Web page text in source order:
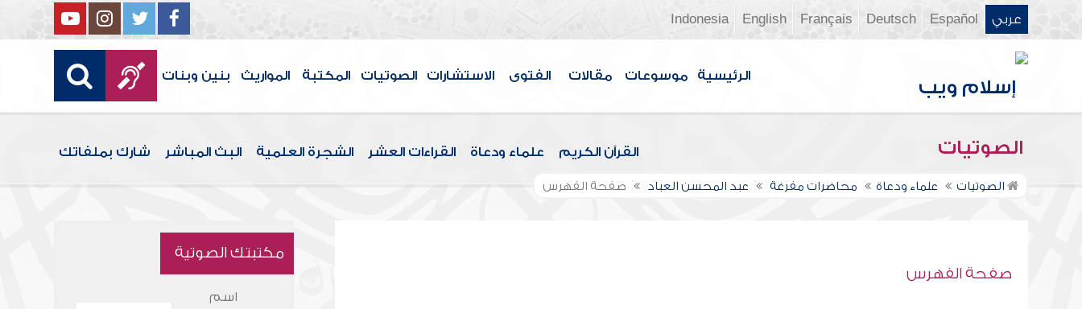
عربي Español
Deutsch
Français
English
Indonesia
الرئيسية موسوعات مقالات الفتوى الاستشارات الصوتيات المكتبة المواريث بنين وبنات
الصوتيات القرآن الكريم علماء ودعاة القراءات العشر الشجرة العلمية البث المباشر شارك بملفاتك
الصوتيات علماء ودعاة محاضرات مفرغة عبد المحسن العباد صفحة الفهرس
صفحة الفهرس
مكتبتك الصوتية
اسم